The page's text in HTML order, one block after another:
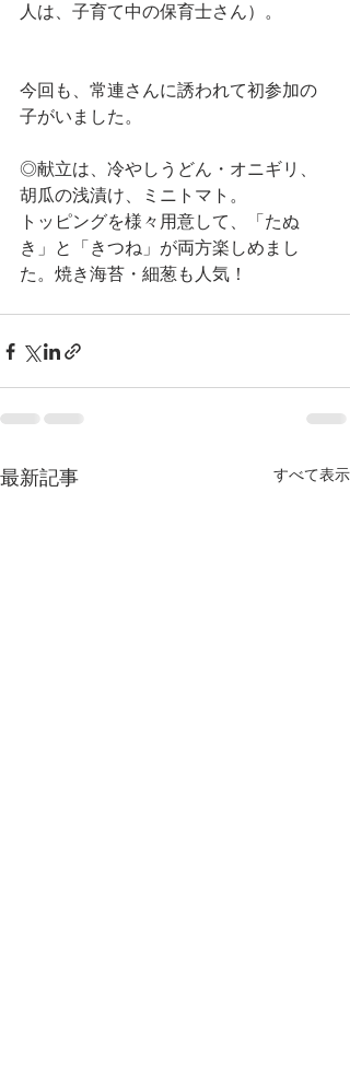
人は、子育て中の保育士さん）。
今回も、常連さんに誘われて初参加の
子がいました。
◎献立は、冷やしうどん・オニギリ、
胡瓜の浅漬け、ミニトマト。
トッピングを様々用意して、「たぬ
き」と「きつね」が両方楽しめまし
た。焼き海苔・細葱も人気！
最新記事 すべて表示